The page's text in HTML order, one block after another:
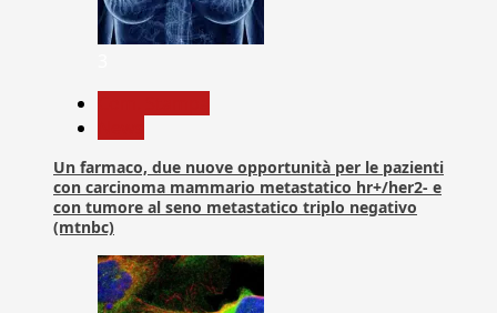
Un farmaco, due nuove opportunità per le pazienti
con carcinoma mammario metastatico hr+/her2- e
con tumore al seno metastatico triplo negativo
(mtnbc)